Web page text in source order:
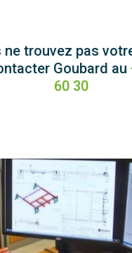
ne trouvez pas
Goubard au
60 30